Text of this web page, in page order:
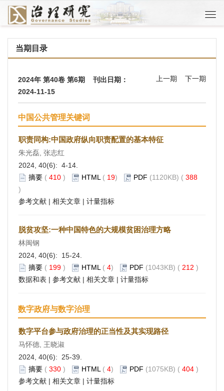
当期目录
2024年 第40卷 第6期 刊出日期：
2024-11-15
上一期 下一期
中国公共管理关键词
职责同构:中国政府纵向职责配置的基本特征
朱光磊, 张志红
2024, 40(6): 4-14.
摘要 ( 410 ) HTML ( 19) PDF (1120KB) ( 388
)
参考文献 | 相关文章 | 计量指标
脱贫攻坚:一种中国特色的大规模贫困治理方略
林闽钢
2024, 40(6): 15-24.
摘要 ( 199 ) HTML ( 4) PDF (1043KB) ( 212 )
数据和表 | 参考文献 | 相关文章 | 计量指标
数字政府与数字治理
数字平台参与政府治理的正当性及其实现路径
马怀德, 王晓淑
2024, 40(6): 25-39.
摘要 ( 330 ) HTML ( 4) PDF (1075KB) ( 404 )
参考文献 | 相关文章 | 计量指标